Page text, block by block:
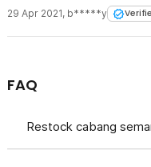
29 Apr 2021, b*****y
FAQ
Restock cabang